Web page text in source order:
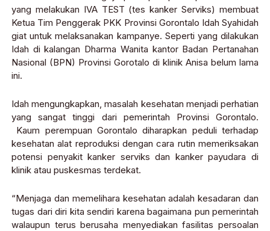
yang melakukan IVA TEST (tes kanker Serviks) membuat
Ketua Tim Penggerak PKK Provinsi Gorontalo Idah Syahidah
giat untuk melaksanakan kampanye. Seperti yang dilakukan
Idah di kalangan Dharma Wanita kantor Badan Pertanahan
Nasional (BPN) Provinsi Gorotalo di klinik Anisa belum lama
ini.
Idah mengungkapkan, masalah kesehatan menjadi perhatian
yang sangat tinggi dari pemerintah Provinsi Gorontalo.
Kaum perempuan Gorontalo diharapkan peduli terhadap
kesehatan alat reproduksi dengan cara rutin memeriksakan
potensi penyakit kanker serviks dan kanker payudara di
klinik atau puskesmas terdekat.
“Menjaga dan memelihara kesehatan adalah kesadaran dan
tugas dari diri kita sendiri karena bagaimana pun pemerintah
walaupun terus berusaha menyediakan fasilitas persoalan